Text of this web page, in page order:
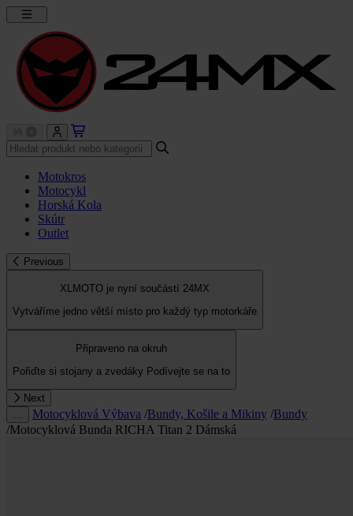
Motokros
Motocykl
Horská Kola
Skútr
Outlet
Previous
XLMOTO je nyní součástí 24MX
Vytváříme jedno větší místo pro každý typ motorkáře
Připraveno na okruh
Pořiďte si stojany a zvedáky Podívejte se na to
Next
Motocyklová Výbava /Bundy, Košile a Mikiny /Bundy
/Motocyklová Bunda RICHA Titan 2 Dámská